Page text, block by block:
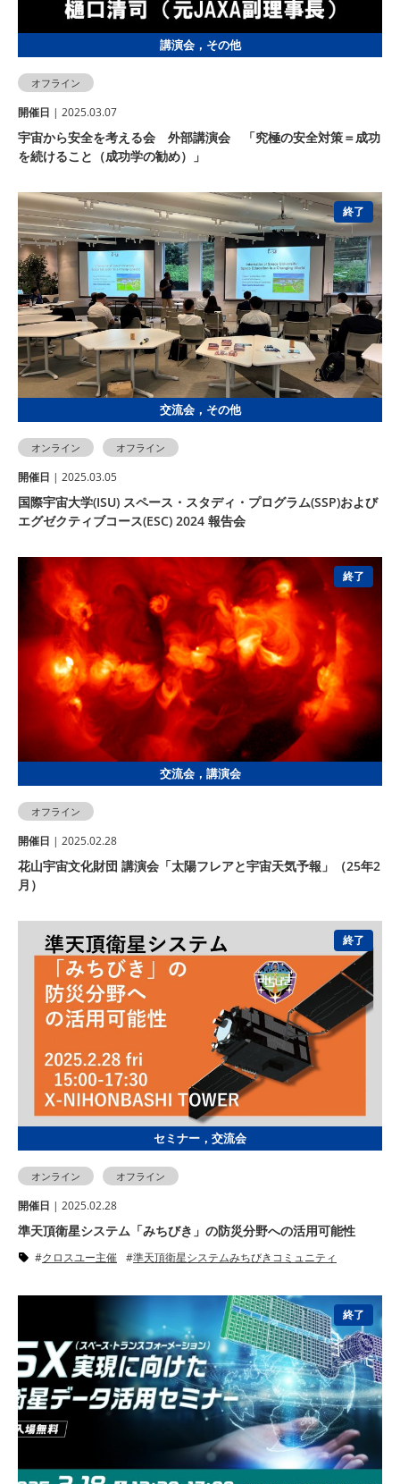
講演会，その他
オフライン
開催⽇ | 2025.03.07
宇宙から安全を考える会 外部講演会 「究極の安全対策＝成功
を続けること（成功学の勧め）」
終了
交流会，その他
オンライン オフライン
開催⽇ | 2025.03.05
国際宇宙大学(ISU) スペース・スタディ・プログラム(SSP)および
エグゼクティブコース(ESC) 2024 報告会
終了
交流会，講演会
オフライン
開催⽇ | 2025.02.28
花山宇宙文化財団 講演会「太陽フレアと宇宙天気予報」（25年2
月）
終了
セミナー，交流会
オンライン オフライン
開催⽇ | 2025.02.28
準天頂衛星システム「みちびき」の防災分野への活用可能性
クロスユー主催 準天頂衛星システムみちびきコミュニティ
終了